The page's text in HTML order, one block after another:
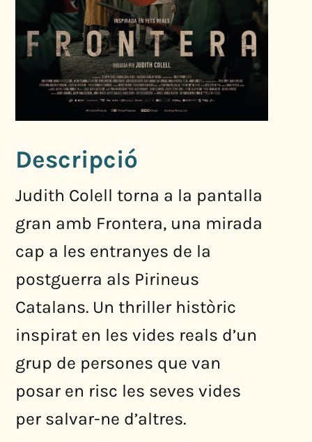
Descripció
Judith Colell torna a la pantalla
gran amb Frontera, una mirada
cap a les entranyes de la
postguerra als Pirineus
Catalans. Un thriller històric
inspirat en les vides reals d’un
grup de persones que van
posar en risc les seves vides
per salvar-ne d’altres.